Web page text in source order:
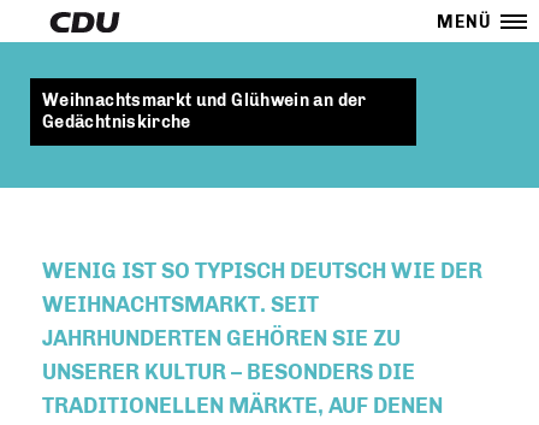
MENÜ
Weihnachtsmarkt und Glühwein an der
Gedächtniskirche
WENIG IST SO TYPISCH DEUTSCH WIE DER
WEIHNACHTSMARKT. SEIT
JAHRHUNDERTEN GEHÖREN SIE ZU
UNSERER KULTUR – BESONDERS DIE
TRADITIONELLEN MÄRKTE, AUF DENEN